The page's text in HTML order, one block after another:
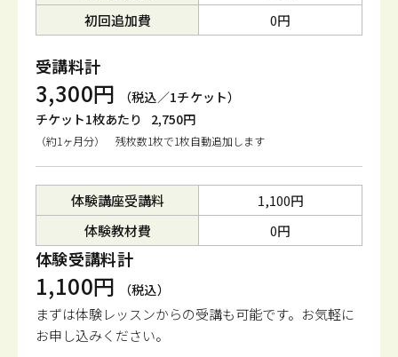
初回追加費
0円
受講料計
3,300円
（税込／1チケット）
チケット1枚あたり
2,750円
（約1ヶ月分） 残枚数1枚で1枚自動追加します
体験講座受講料
1,100円
体験教材費
0円
体験受講料計
1,100円 （税込）
まずは体験レッスンからの受講も可能です。 お気軽に
お申し込みください。